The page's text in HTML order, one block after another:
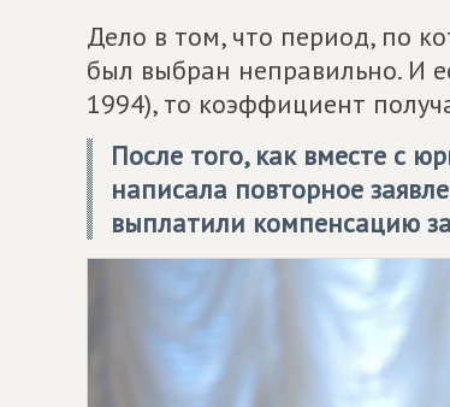
Дело в том, что период, по
был выбран неправильно. И
1994), то коэффициент
После того, как вместе с
написала повторное
выплатили компенсацию